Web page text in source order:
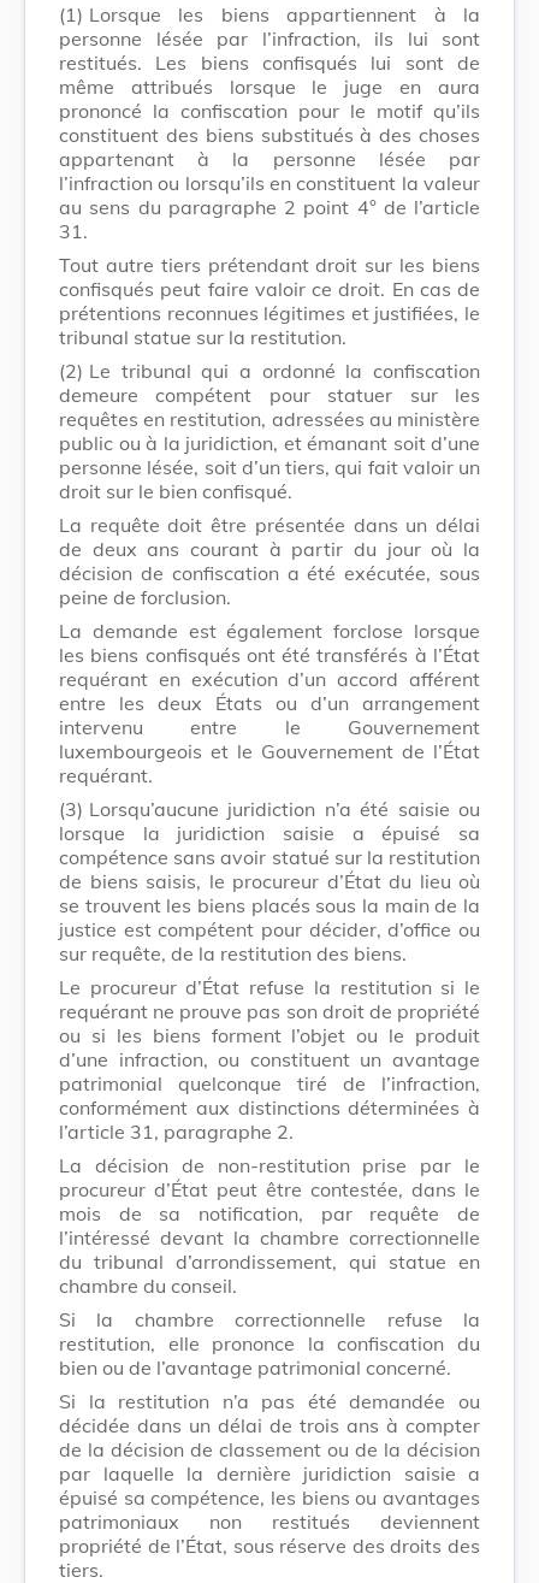
(1) Lorsque les biens appartiennent à la
personne lésée par l’infraction, ils lui sont
restitués. Les biens confisqués lui sont de
même attribués lorsque le juge en aura
prononcé la confiscation pour le motif qu’ils
constituent des biens substitués à des choses
appartenant à la personne lésée par
l’infraction ou lorsqu’ils en constituent la valeur
au sens du paragraphe 2 point 4° de l’article
31.
Tout autre tiers prétendant droit sur les biens
confisqués peut faire valoir ce droit. En cas de
prétentions reconnues légitimes et justifiées, le
tribunal statue sur la restitution.
(2) Le tribunal qui a ordonné la confiscation
demeure compétent pour statuer sur les
requêtes en restitution, adressées au ministère
public ou à la juridiction, et émanant soit d’une
personne lésée, soit d’un tiers, qui fait valoir un
droit sur le bien confisqué.
La requête doit être présentée dans un délai
de deux ans courant à partir du jour où la
décision de confiscation a été exécutée, sous
peine de forclusion.
La demande est également forclose lorsque
les biens confisqués ont été transférés à l’État
requérant en exécution d’un accord afférent
entre les deux États ou d’un arrangement
intervenu entre le Gouvernement
luxembourgeois et le Gouvernement de l’État
requérant.
(3) Lorsqu’aucune juridiction n’a été saisie ou
lorsque la juridiction saisie a épuisé sa
compétence sans avoir statué sur la restitution
de biens saisis, le procureur d’État du lieu où
se trouvent les biens placés sous la main de la
justice est compétent pour décider, d’office ou
sur requête, de la restitution des biens.
Le procureur d’État refuse la restitution si le
requérant ne prouve pas son droit de propriété
ou si les biens forment l’objet ou le produit
d’une infraction, ou constituent un avantage
patrimonial quelconque tiré de l’infraction,
conformément aux distinctions déterminées à
l’article 31, paragraphe 2.
La décision de non-restitution prise par le
procureur d’État peut être contestée, dans le
mois de sa notification, par requête de
l’intéressé devant la chambre correctionnelle
du tribunal d’arrondissement, qui statue en
chambre du conseil.
Si la chambre correctionnelle refuse la
restitution, elle prononce la confiscation du
bien ou de l’avantage patrimonial concerné.
Si la restitution n’a pas été demandée ou
décidée dans un délai de trois ans à compter
de la décision de classement ou de la décision
par laquelle la dernière juridiction saisie a
épuisé sa compétence, les biens ou avantages
patrimoniaux non restitués deviennent
propriété de l’État, sous réserve des droits des
tiers.